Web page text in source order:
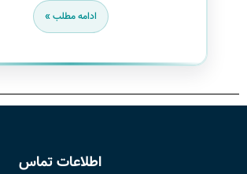
ادامه مطلب »
اطلاعات تماس